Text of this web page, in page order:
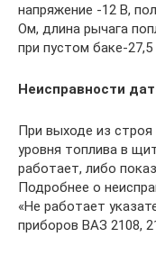
напряжение -12 В,
Ом, длина рычага
при пустом баке-27,5
Неисправности
При выходе из строя
уровня топлива в
работает, либо
Подробнее о
«Не работает
приборов ВАЗ 2108,